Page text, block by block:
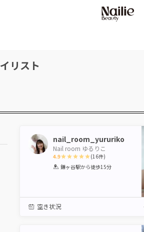
リスト
nail_room_yururiko
Nail room ゆるりこ
4.9
1 2 3 4 5
(16件)
鎌ヶ谷駅から徒歩15分
空き状況